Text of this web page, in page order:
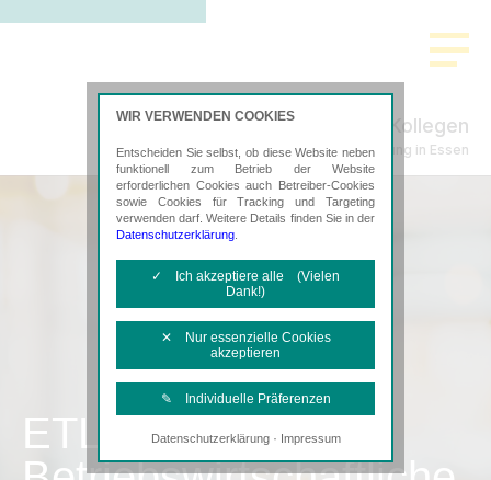
Thanscheidt & Kollegen
Steuerberatung in Essen
ETL
WIR VERWENDEN COOKIES
Entscheiden Sie selbst, ob diese Website neben
funktionell zum Betrieb der Website
erforderlichen Cookies auch Betreiber-Cookies
sowie Cookies für Tracking und Targeting
verwenden darf. Weitere Details finden Sie in der
Datenschutzerklärung
✓ Ich akzeptiere alle (Vielen
Dank!)
✕ Nur essenzielle Cookies
akzeptieren
✎ Individuelle Präferenzen
Notwendige Cookies
Diese Cookies sind erforderlich, um die
Datenschutzerklärung· Impressum